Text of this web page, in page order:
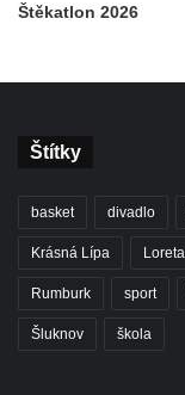
Štěkatlon 2026
Štítky
basket divadlo
Krásná Lípa Loreta
Rumburk sport
Šluknov škola